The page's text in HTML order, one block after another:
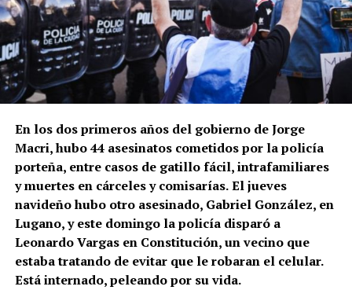
En los dos primeros años del gobierno de Jorge
Macri, hubo 44 asesinatos cometidos por la policía
porteña, entre casos de gatillo fácil, intrafamiliares
y muertes en cárceles y comisarías.El jueves
navideño hubo otro asesinado, Gabriel González, en
Lugano, y este domingo la policía disparó a
Leonardo Vargas en Constitución, un vecino que
estaba tratando de evitar que le robaran el celular.
Está internado, peleando por su vida.